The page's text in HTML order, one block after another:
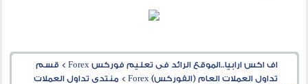
اف اكس ارابيا..الموقع الرائد فى تعليم فوركس Forex > قسم
تداول العملات العام (الفوركس) Forex
> منتدى تداول العملات